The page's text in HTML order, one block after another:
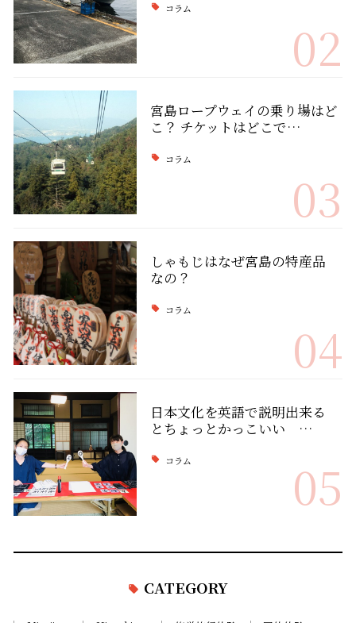
コラム
02
宮島ロープウェイの乗り場はど
こ？ チケットはどこで…
コラム
03
しゃもじはなぜ宮島の特産品
なの？
コラム
04
日本文化を英語で説明出来る
とちょっとかっこいい …
コラム 05
CATEGORY